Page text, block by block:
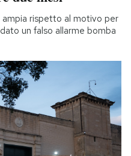
ampia rispetto al motivo per
un falso allarme bomba